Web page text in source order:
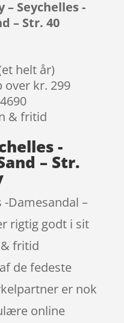
– Seychelles -
– Str. 40
helt år)
over kr. 299
& fritid
-
– Str.
-Damesandal –
rigtig godt i sit
fritid
de fedeste
er nok
online